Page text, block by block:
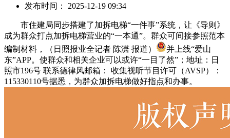
发布时间： 2025-12-19 09:34
市住建局同步搭建了加拆电梯“一件事”系统，让《导则》
成为群众打点加拆电梯营业的“一本通”。群众可间接参照范本
编制材料，（日照报业全记者 陈潇 报道）
并上线“爱山
东”APP。使群众和相关企业可以或许“一目了然”；地址：日
照市196号 联系德律风邮箱： 收集视听节目许可（AVSP）：
115330110号据悉，为群众加拆电梯做好指点和办事。